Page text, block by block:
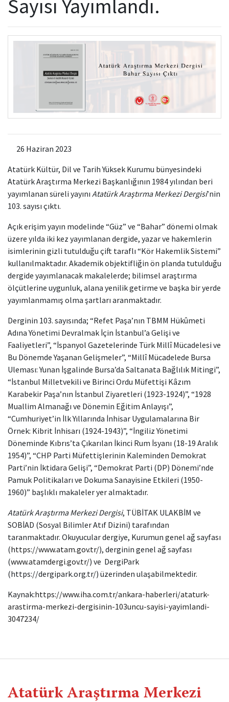
Sayısı Yayımlandı.
26 Haziran 2023
Atatürk Kültür, Dil ve Tarih Yüksek Kurumu bünyesindeki
Atatürk Araştırma Merkezi Başkanlığının 1984 yılından beri
yayımlanan süreli yayını Atatürk Araştırma Merkezi Dergisi’nin
103. sayısı çıktı.
Açık erişim yayın modelinde “Güz” ve “Bahar” dönemi olmak
üzere yılda iki kez yayımlanan dergide, yazar ve hakemlerin
isimlerinin gizli tutulduğu çift taraflı “Kör Hakemlik Sistemi”
kullanılmaktadır. Akademik objektifliğin ön planda tutulduğu
dergide yayımlanacak makalelerde; bilimsel araştırma
ölçütlerine uygunluk, alana yenilik getirme ve başka bir yerde
yayımlanmamış olma şartları aranmaktadır.
Derginin 103. sayısında; “Refet Paşa’nın TBMM Hükûmeti
Adına Yönetimi Devralmak İçin İstanbul’a Gelişi ve
Faaliyetleri”, “İspanyol Gazetelerinde Türk Millî Mücadelesi ve
Bu Dönemde Yaşanan Gelişmeler”, “Millî Mücadelede Bursa
Uleması: Yunan İşgalinde Bursa’da Saltanata Bağlılık Mitingi”,
“İstanbul Milletvekili ve Birinci Ordu Müfettişi Kâzım
Karabekir Paşa’nın İstanbul Ziyaretleri (1923-1924)”, “1928
Muallim Almanağı ve Dönemin Eğitim Anlayışı”,
“Cumhuriyet’in İlk Yıllarında İnhisar Uygulamalarına Bir
Örnek: Kibrit İnhisarı (1924-1943)”, “İngiliz Yönetimi
Döneminde Kıbrıs’ta Çıkarılan İkinci Rum İsyanı (18-19 Aralık
1954)”, “CHP Parti Müfettişlerinin Kaleminden Demokrat
Parti’nin İktidara Gelişi”, “Demokrat Parti (DP) Dönemi’nde
Pamuk Politikaları ve Dokuma Sanayisine Etkileri (1950-
1960)” başlıklı makaleler yer almaktadır.
Atatürk Araştırma Merkezi Dergisi, TÜBİTAK ULAKBİM ve
SOBİAD (Sosyal Bilimler Atıf Dizini) tarafından
taranmaktadır. Okuyucular dergiye, Kurumun genel ağ sayfası
(https://www.atam.gov.tr/), derginin genel ağ sayfası
(www.atamdergi.gov.tr/) ve DergiPark
(https://dergipark.org.tr/) üzerinden ulaşabilmektedir.
Kaynak:https://www.iha.com.tr/ankara-haberleri/ataturk-
arastirma-merkezi-dergisinin-103uncu-sayisi-yayimlandi-
3047234/
Atatürk Araştırma Merkezi
Kamu Hizmet Standartları
Hizmet Envanteri
Uluslararası Yayıncılık
Bilanço
Sergiler
Projeler